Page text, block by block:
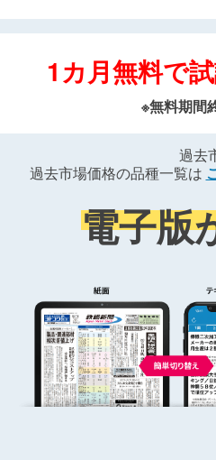
1カ月無料で
※無料期間
過去
過去市場価格の品種一覧は
電子版